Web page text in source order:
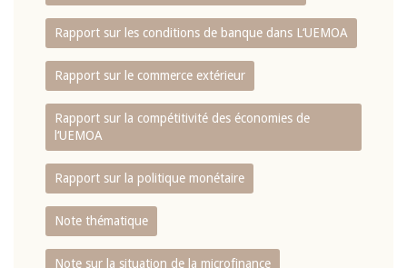
Rapport sur les conditions de banque dans L‘UEMOA
Rapport sur le commerce extérieur
Rapport sur la compétitivité des économies de
l‘UEMOA
Rapport sur la politique monétaire
Note thématique
Note sur la situation de la microfinance